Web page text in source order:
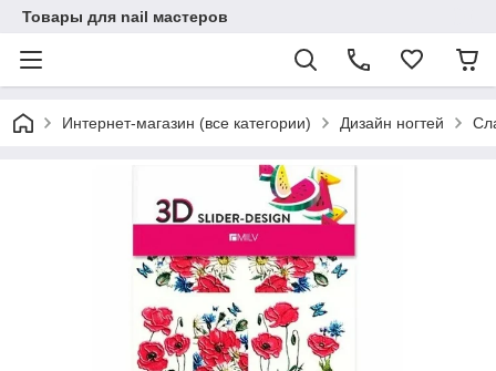
Товары для nail мастеров
Интернет-магазин (все категории) Дизайн ногтей